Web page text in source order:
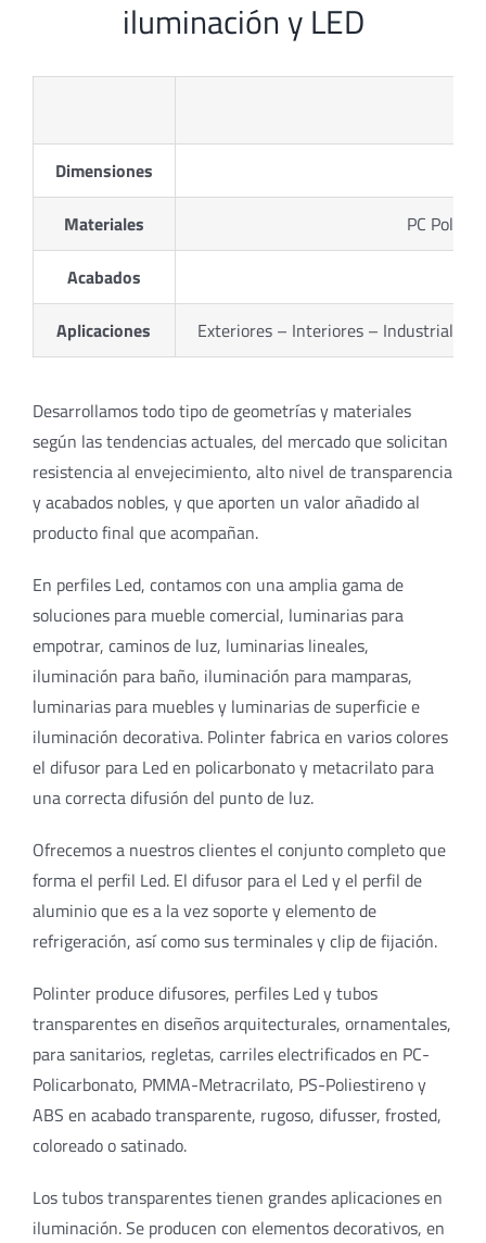
iluminación y LED
Dimensiones
Materiales PC
Acabados
Aplicaciones Exteriores – Interiores – Industriales
Desarrollamos todo tipo de geometrías y materiales
según las tendencias actuales, del mercado que solicitan
resistencia al envejecimiento, alto nivel de transparencia
y acabados nobles, y que aporten un valor añadido al
producto final que acompañan.
En perfiles Led, contamos con una amplia gama de
soluciones para mueble comercial, luminarias para
empotrar, caminos de luz, luminarias lineales,
iluminación para baño, iluminación para mamparas,
luminarias para muebles y luminarias de superficie e
iluminación decorativa. Polinter fabrica en varios colores
el difusor para Led en policarbonato y metacrilato para
una correcta difusión del punto de luz.
Ofrecemos a nuestros clientes el conjunto completo que
forma el perfil Led. El difusor para el Led y el perfil de
aluminio que es a la vez soporte y elemento de
refrigeración, así como sus terminales y clip de fijación.
Polinter produce difusores, perfiles Led y tubos
transparentes en diseños arquitecturales, ornamentales,
para sanitarios, regletas, carriles electrificados en PC-
Policarbonato, PMMA-Metracrilato, PS-Poliestireno y
ABS en acabado transparente, rugoso, difusser, frosted,
coloreado o satinado.
Los tubos transparentes tienen grandes aplicaciones en
iluminación. Se producen con elementos decorativos, en